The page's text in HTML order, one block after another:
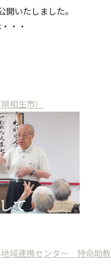
いたしました。
・・
相生市）
地域連携センター 特命助教